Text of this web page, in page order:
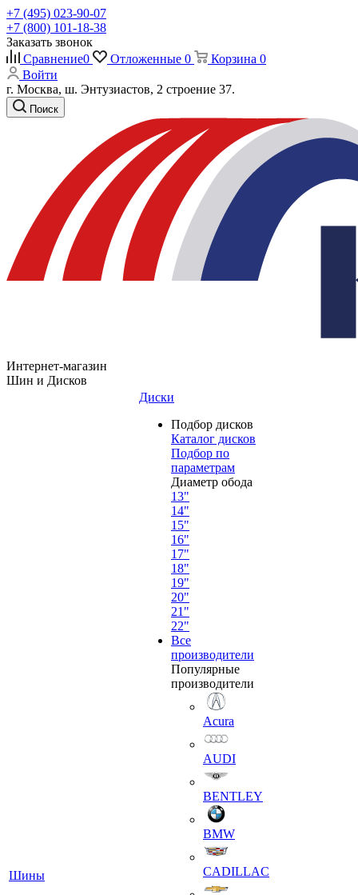
+7 (495) 023-90-07
+7 (800) 101-18-38
Заказать звонок
Сравнение0 Отложенные 0 Корзина 0
Войти
г. Москва, ш. Энтузиастов, 2 строение 37.
Поиск
Интернет-магазин
Шин и Дисков
Шины
Диски
Подбор дисков
Каталог дисков
Подбор по
параметрам
Диаметр обода
13"
14"
15"
16"
17"
18"
19"
20"
21"
22"
Все
производители
Популярные
производители
Acura
AUDI
BENTLEY
BMW
CADILLAC